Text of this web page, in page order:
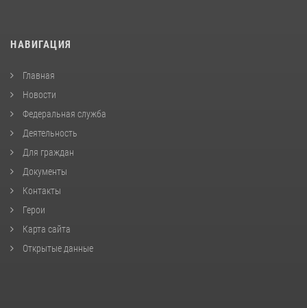
НАВИГАЦИЯ
Главная
Новости
Федеральная служба
Деятельность
Для граждан
Документы
Контакты
Герои
Карта сайта
Открытые данные